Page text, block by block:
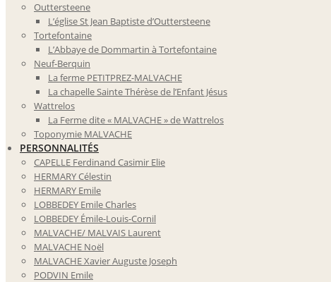
Outtersteene
L’église St Jean Baptiste d’Outtersteene
Tortefontaine
L’Abbaye de Dommartin à Tortefontaine
Neuf-Berquin
La ferme PETITPREZ-MALVACHE
La chapelle Sainte Thérèse de l’Enfant Jésus
Wattrelos
La Ferme dite « MALVACHE » de Wattrelos
Toponymie MALVACHE
PERSONNALITÉS
CAPELLE Ferdinand Casimir Elie
HERMARY Célestin
HERMARY Emile
LOBBEDEY Emile Charles
LOBBEDEY Émile-Louis-Cornil
MALVACHE/ MALVAIS Laurent
MALVACHE Noël
MALVACHE Xavier Auguste Joseph
PODVIN Emile